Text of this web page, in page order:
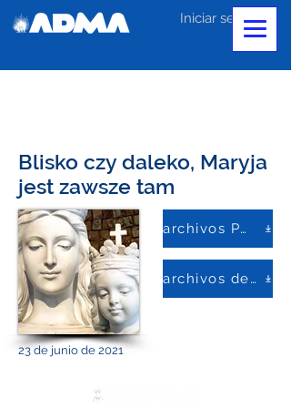
Iniciar sesión
Blisko czy daleko, Maryja
jest zawsze tam
archivos PDF
archivos de palabras
23 de junio de 2021